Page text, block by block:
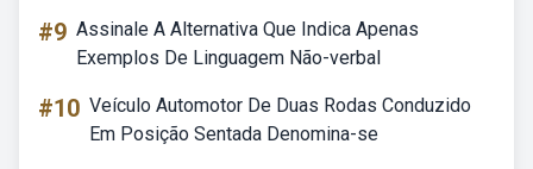
#9 Assinale A Alternativa Que Indica Apenas
Exemplos De Linguagem Não-verbal
#10 Veículo Automotor De Duas Rodas Conduzido
Em Posição Sentada Denomina-se